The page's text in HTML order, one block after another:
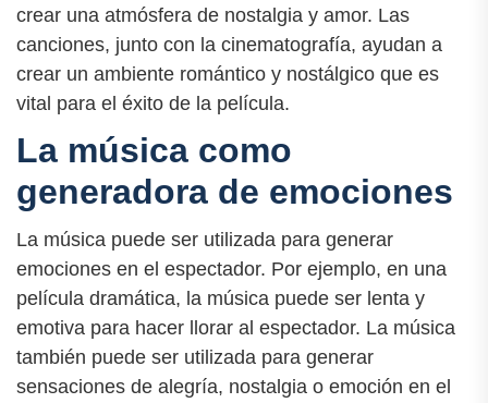
crear una atmósfera de nostalgia y amor. Las
canciones, junto con la cinematografía, ayudan a
crear un ambiente romántico y nostálgico que es
vital para el éxito de la película.
La música como
generadora de emociones
La música puede ser utilizada para generar
emociones en el espectador. Por ejemplo, en una
película dramática, la música puede ser lenta y
emotiva para hacer llorar al espectador. La música
también puede ser utilizada para generar
sensaciones de alegría, nostalgia o emoción en el